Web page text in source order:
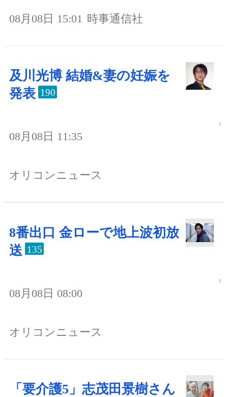
08月08日 15:01 時事通信社
及川光博 結婚&妻の妊娠を
発表 190
08月08日 11:35
オリコンニュース
8番出口 金ローで地上波初放
送 135
08月08日 08:00
オリコンニュース
「要介護5」志茂田景樹さん